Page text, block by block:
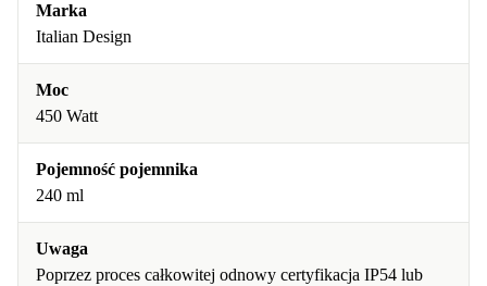
Marka
Italian Design
Moc
450 Watt
Pojemność pojemnika
240 ml
Uwaga
Poprzez proces całkowitej odnowy certyfikacja IP54 lub